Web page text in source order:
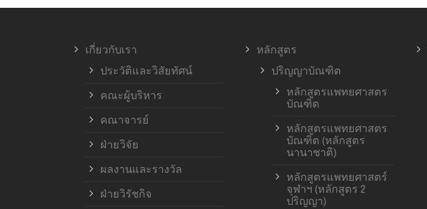
เกี่ยวกับเรา
ประวัติและวิสัยทัศน์
คณะผู้บริหาร
คณาจารย์
ฝ่ายวิจัย
ผลงานและรางวัล
ฝ่ายวิรัชกิจ
หลักสูตร
ปริญญาบัณฑิต
หลักสูตรแพทยศาสตร
บัณฑิต
หลักสูตรแพทยศาสตร
บัณฑิต (หลักสูตร
นานาชาติ)
หลักสูตรแพทยศาสตร์
จุฬาฯ (หลักสูตร 2
ปริญญา)